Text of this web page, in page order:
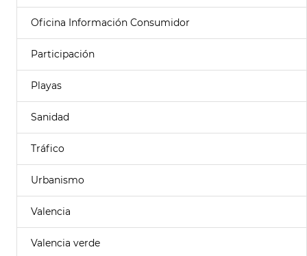
Oficina Información Consumidor
Participación
Playas
Sanidad
Tráfico
Urbanismo
Valencia
Valencia verde